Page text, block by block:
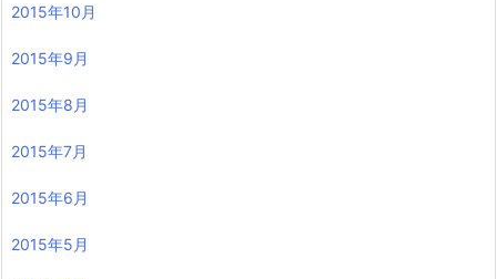
2015年10月
2015年9月
2015年8月
2015年7月
2015年6月
2015年5月